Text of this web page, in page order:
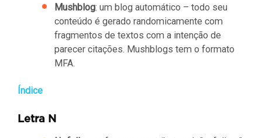
Mushblog: um blog automático – todo seu
conteúdo é gerado randomicamente com
fragmentos de textos com a intenção de
parecer citações. Mushblogs tem o formato
MFA.
Índice
Letra N